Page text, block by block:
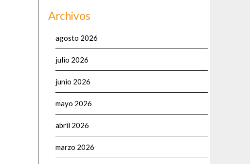
Archivos
agosto 2026
julio 2026
junio 2026
mayo 2026
abril 2026
marzo 2026